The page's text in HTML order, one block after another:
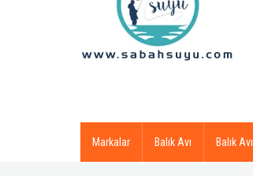
Markalar Balık Avı Balık